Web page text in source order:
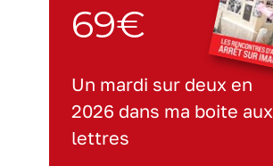
69€
Un mardi sur deux en
2026 dans ma boite aux
lettres